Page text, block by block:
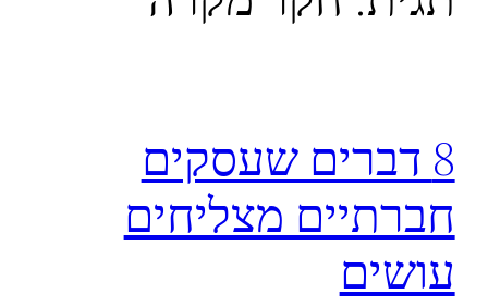
8 דברים שעסקים
חברתיים מצליחים
עושים